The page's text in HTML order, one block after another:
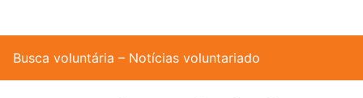
Busca voluntária – Notícias voluntariado